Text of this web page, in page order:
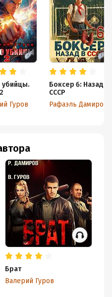
убийцы.
Гуров
Боксер 6: Назад в
СССР
Рафаэль Дамиров
Брат
Валерий Гуров